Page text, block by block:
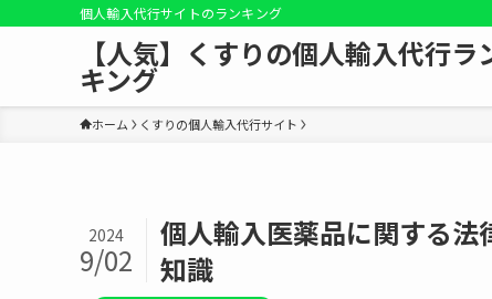
個人輸入代行サイトのランキング
【人気】くすりの個人輸入代行ラ
キング
ホーム くすりの個人輸入代行サイト
個人輸入医薬品に関する
知識
2024
9/02